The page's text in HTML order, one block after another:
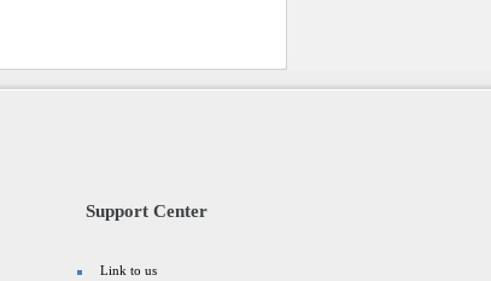
Support Center
Link to us